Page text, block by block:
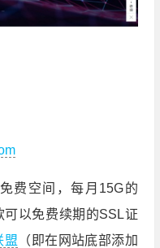
费空间，每月15G的
以免费续期的SSL证
盟 （即在网站底部添加